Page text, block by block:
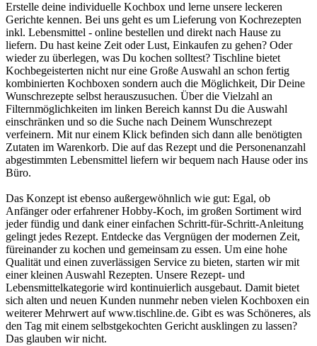
Erstelle deine individuelle Kochbox und lerne unsere leckeren
Gerichte kennen. Bei uns geht es um Lieferung von Kochrezepten
inkl. Lebensmittel - online bestellen und direkt nach Hause zu
liefern. Du hast keine Zeit oder Lust, Einkaufen zu gehen? Oder
wieder zu überlegen, was Du kochen solltest? Tischline bietet
Kochbegeisterten nicht nur eine Große Auswahl an schon fertig
kombinierten Kochboxen sondern auch die Möglichkeit, Dir Deine
Wunschrezepte selbst herauszusuchen. Über die Vielzahl an
Filternmöglichkeiten im linken Bereich kannst Du die Auswahl
einschränken und so die Suche nach Deinem Wunschrezept
verfeinern. Mit nur einem Klick befinden sich dann alle benötigten
Zutaten im Warenkorb. Die auf das Rezept und die Personenanzahl
abgestimmten Lebensmittel liefern wir bequem nach Hause oder ins
Büro.
Das Konzept ist ebenso außergewöhnlich wie gut: Egal, ob
Anfänger oder erfahrener Hobby-Koch, im großen Sortiment wird
jeder fündig und dank einer einfachen Schritt-für-Schritt-Anleitung
gelingt jedes Rezept. Entdecke das Vergnügen der modernen Zeit,
füreinander zu kochen und gemeinsam zu essen. Um eine hohe
Qualität und einen zuverlässigen Service zu bieten, starten wir mit
einer kleinen Auswahl Rezepten. Unsere Rezept- und
Lebensmittelkategorie wird kontinuierlich ausgebaut. Damit bietet
sich alten und neuen Kunden nunmehr neben vielen Kochboxen ein
weiterer Mehrwert auf www.tischline.de. Gibt es was Schöneres, als
den Tag mit einem selbstgekochten Gericht ausklingen zu lassen?
Das glauben wir nicht.